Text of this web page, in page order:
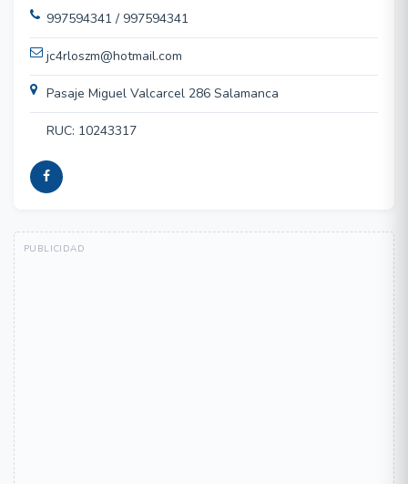
997594341 / 997594341
jc4rloszm@hotmail.com
Pasaje Miguel Valcarcel 286 Salamanca
RUC: 10243317